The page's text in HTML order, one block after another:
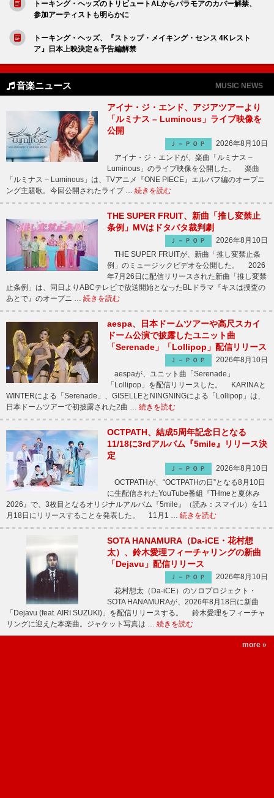
トーキング・ヘッズのトリビュートALからパラモアのカバー解禁、
参加アーティストも明らかに
トーキング・ヘッズ、『ストップ・メイキング・センス 4Kレスト
ア』日本上映決定＆予告編解禁
音楽ニュース MUSIC NEWS
アイナ・ジ・エンド、アジアツアーより
「ルミナス – Luminous」ライブ映像を
公開
Ｊ－ＰＯＰ
2026年8月10日
アイナ・ジ・エンドが、楽曲「ルミナス –
Luminous」のライブ映像を公開した。 楽曲
「ルミナス – Luminous」は、TVアニメ『ONE PIECE』エルバフ編のオープニ
ング主題歌。今回公開されたライブ … 続きを読む
THE SUPER FRUIT、新曲「推し変禁止
条例」MVはドタバタ裁判劇
Ｊ－ＰＯＰ
2026年8月10日
THE SUPER FRUITが、新曲「推し変禁止条
例」のミュージックビデオを公開した。 2026
年7月26日に配信リリースされた新曲「推し変禁
止条例」は、同日よりABCテレビで放送開始となったBLドラマ『キスは捜査の
あとで』のオープニ … 続きを読む
aespa、日本ドームツアーや高尺スカイ
ドーム公演で披露したユニット曲
「Serenade」「Lollipop」配信リリース
Ｊ－ＰＯＰ
2026年8月10日
aespaが、ユニット曲「Serenade」
「Lollipop」を配信リリースした。 KARINAと
WINTERによる「Serenade」、GISELLEとNINGNINGによる「Lollipop」は、
日本ドームツアーで初披露された2曲 … 続きを読む
OCTPATH、結成5周年記念日となる
11/18に3rdアルバム『5mile』リリース決
定
Ｊ－ＰＯＰ
2026年8月10日
OCTPATHが、“OCTPATHの日”となる8月10日
に生配信されたYouTube番組『THmeと夏休み
2026』で、3枚目となるオリジナルアルバム『5mile』（読み：スマイル）を11
月18日にリリースすることを発表した。 11月1 … 続きを読む
SOTA HANAMURA（Da-iCE・花村想
太）、鈴木愛理フィーチャリングの新曲
「Dejavu」配信リリース
Ｊ－ＰＯＰ
2026年8月10日
花村想太（Da-iCE）のソロプロジェクト・
SOTA HANAMURAが、2026年8月18日に新曲
「Dejavu (feat. AIRI SUZUKI)」を配信リリースする。 鈴木愛理をフィーチャ
リングに迎えた本楽曲。ジャケット写真は … 続きを読む
more »